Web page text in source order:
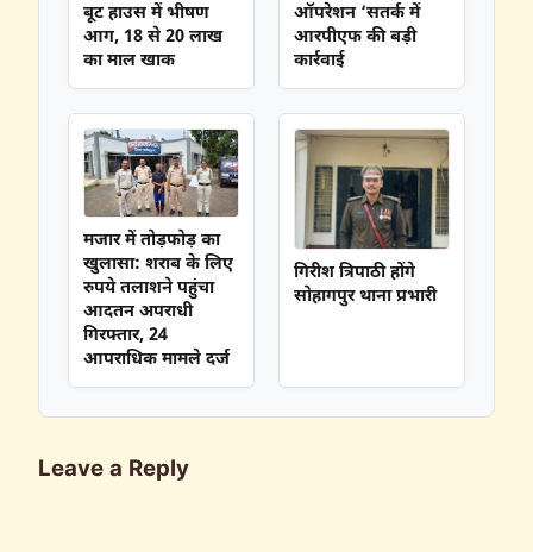
बूट हाउस में भीषण
आग, 18 से 20 लाख
का माल खाक
ऑपरेशन ‘सतर्क में
आरपीएफ की बड़ी
कार्रवाई
मजार में तोड़फोड़ का
खुलासा: शराब के लिए
रुपये तलाशने पहुंचा
आदतन अपराधी
गिरफ्तार, 24
आपराधिक मामले दर्ज
गिरीश त्रिपाठी होंगे
सोहागपुर थाना प्रभारी
Leave a Reply